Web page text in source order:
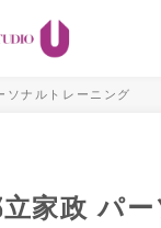
ソナルトレーニング
家政 パ